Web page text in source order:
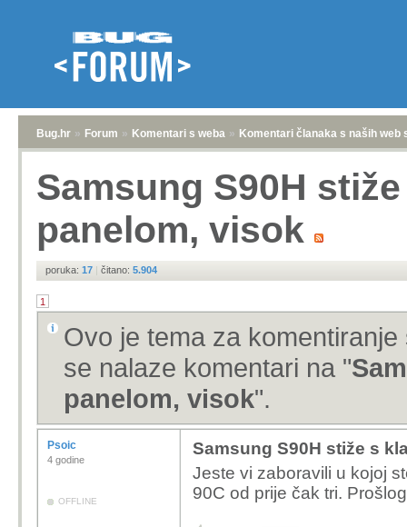
Bug.hr » Forum » Komentari s weba » Komentari članaka s naših web
Samsung S90H
panelom, visok
poruka: 17 | čitano: 5.904
1
Ovo je tema za
se nalaze komentari na "
panelom, visok".
Psoic
4 godine
OFFLINE
Samsung S90H stiže s
Jeste vi zaboravili u kojoj
90C od prije čak tri.